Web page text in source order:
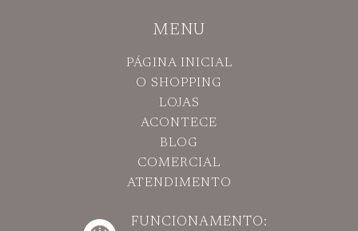
MENU
PÁGINA INICIAL
O SHOPPING
LOJAS
ACONTECE
BLOG
COMERCIAL
ATENDIMENTO
FUNCIONAMENTO: